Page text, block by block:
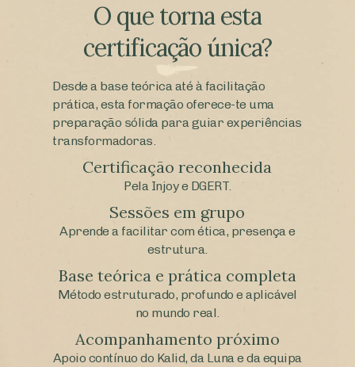
O que torna esta
certificação única?
Desde a base teórica até à facilitação
prática, esta formação oferece-te uma
preparação sólida para guiar experiências
transformadoras.
Certificação reconhecida
Pela Injoy e DGERT.
Sessões em grupo
Aprende a facilitar com ética, presença e
estrutura.
Base teórica e prática completa
Método estruturado, profundo e aplicável
no mundo real.
Acompanhamento próximo
Apoio contínuo do Kalid, da Luna e da equipa